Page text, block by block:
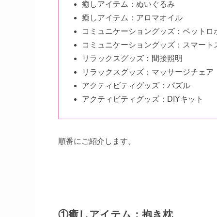
癒しアイテム：ぬいぐるみ
癒しアイテム：アロマオイル
コミュニケーショングッズ：ペットロ
コミュニケーショングッズ：スマート
リラックスグッズ：間接照明
リラックスグッズ：マッサージチェア
アクティビティグッズ：パズル
アクティビティグッズ：DIYキット
順番にご紹介します。
①癒しアイテム：抱き枕